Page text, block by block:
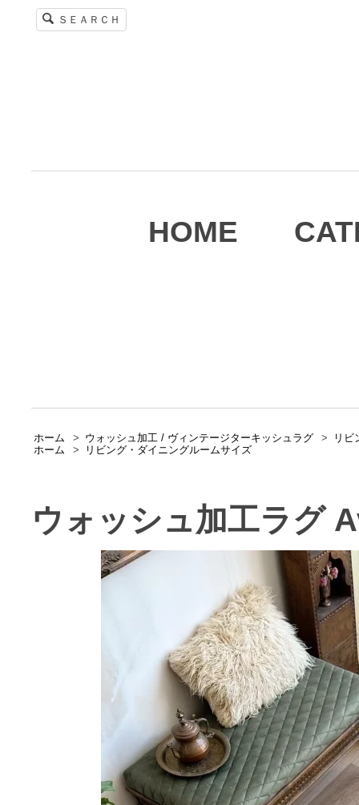
ＳＥＡＲＣＨ
HOME
ホーム > ウォッシュ加工 / ヴィンテージターキッシュラグ >
リビ
ホーム
> リビング・ダイニングルームサイズ
ウォッシュ加工ラグ